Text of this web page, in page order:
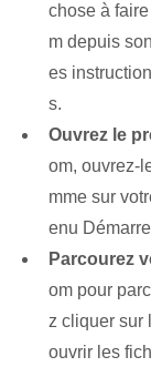
chose à
m depuis
es
s.
Ouvrez le
om, ouvrez-
mme sur
enu
Parcourez
om pour
z cliquer sur
ouvrir les